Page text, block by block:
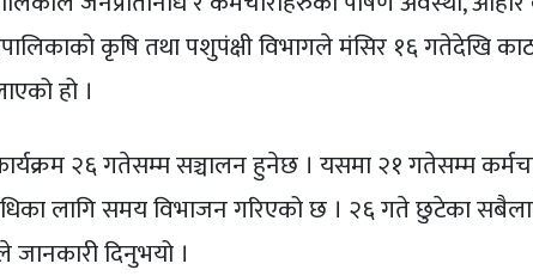
कृषि तथा पशुपंक्षी विभागले मंसिर १६ गतेदेखि
हो ।
२६ गतेसम्म सञ्चालन हुनेछ । यसमा २१ गतेसम्म
लागि समय विभाजन गरिएको छ । २६ गते छुटेका
जानकारी दिनुभयो ।